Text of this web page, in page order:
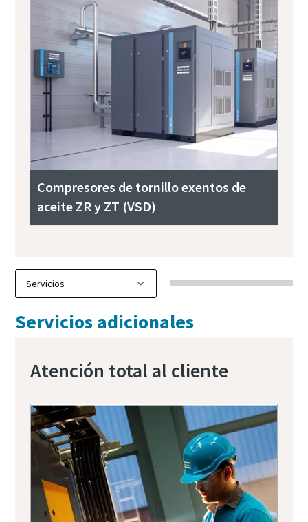
Compresores de tornillo exentos de
aceite ZR y ZT (VSD)
Servicios adicionales
Atención total al cliente